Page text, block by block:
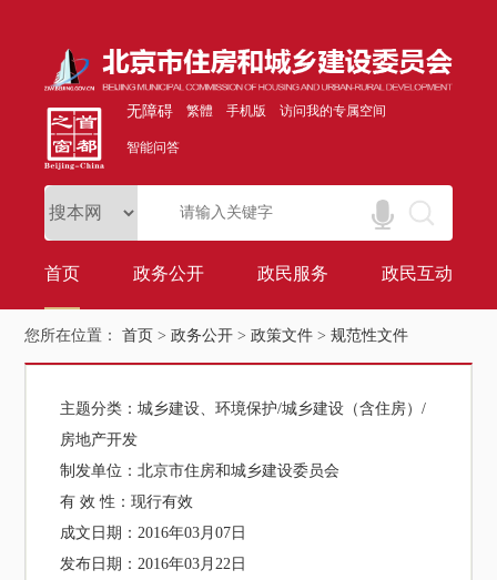
无障碍 繁體 手机版 访问我的专属空间
智能问答
首页 政务公开 政民服务 政民互动
您所在位置：首页 >政务公开 >政策文件 >规范性文件
主题分类：城乡建设、环境保护/城乡建设（含住房）/
房地产开发
制发单位：北京市住房和城乡建设委员会
有 效 性：现行有效
成文日期：2016年03月07日
发布日期：2016年03月22日